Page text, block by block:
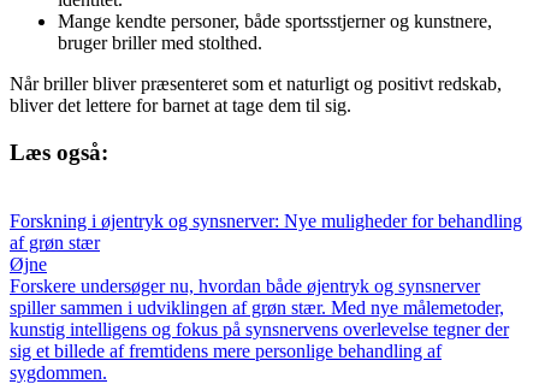
Mange kendte personer, både sportsstjerner og kunstnere,
bruger briller med stolthed.
Når briller bliver præsenteret som et naturligt og positivt redskab,
bliver det lettere for barnet at tage dem til sig.
Læs også:
Forskning i øjentryk og synsnerver: Nye muligheder for behandling
af grøn stær
Øjne
Forskere undersøger nu, hvordan både øjentryk og synsnerver
spiller sammen i udviklingen af grøn stær. Med nye målemetoder,
kunstig intelligens og fokus på synsnervens overlevelse tegner der
sig et billede af fremtidens mere personlige behandling af
sygdommen.